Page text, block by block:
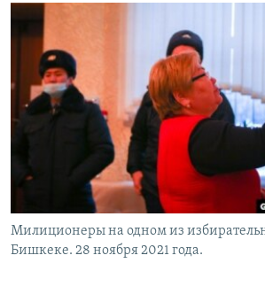
TÜRKMENÇE
Милиционеры на одном из
Бишкеке. 28 ноября 2021 года.